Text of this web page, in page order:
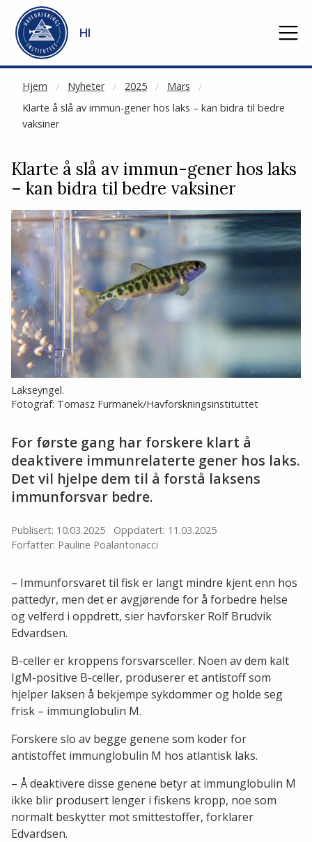
Gå til hovedinnhold
HI
Hjem Nyheter 2025
Mars
Klarte å slå av immun-gener hos laks – kan bidra til bedre
vaksiner
NOT CACHED
Klarte å slå av immun-gener hos laks
– kan bidra til bedre vaksiner
Lakseyngel.
Fotograf: Tomasz Furmanek/Havforskningsinstituttet
For første gang har forskere klart å
deaktivere immunrelaterte gener hos laks.
Det vil hjelpe dem til å forstå laksens
immunforsvar bedre.
Publisert: 10.03.2025
Oppdatert: 11.03.2025
Forfatter: Pauline Poalantonacci
– Immunforsvaret til fisk er langt mindre kjent enn hos
pattedyr, men det er avgjørende for å forbedre helse
og velferd i oppdrett, sier havforsker Rolf Brudvik
Edvardsen.
B-celler er kroppens forsvarsceller. Noen av dem kalt
IgM-positive B-celler, produserer et antistoff som
hjelper laksen å bekjempe sykdommer og holde seg
frisk – immunglobulin M.
Forskere slo av begge genene som koder for
antistoffet immunglobulin M hos atlantisk laks.
– Å deaktivere disse genene betyr at immunglobulin M
ikke blir produsert lenger i fiskens kropp, noe som
normalt beskytter mot smittestoffer, forklarer
Edvardsen.